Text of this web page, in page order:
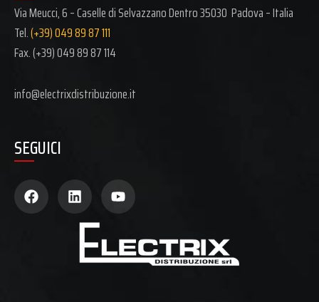
Via Meucci, 6 – Caselle di Selvazzano Dentro 35030 Padova – Italia
Tel.(+39) 049 89 87 111
Fax. (+39)049 89 87 114
info@electrixdistribuzione.it
SEGUICI